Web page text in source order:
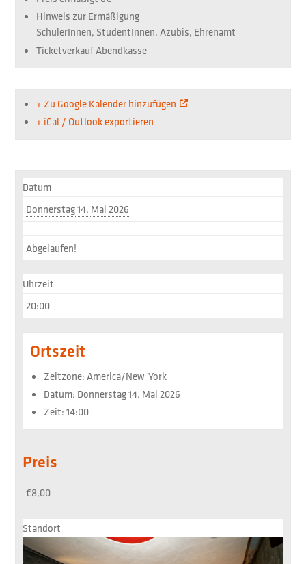
Hinweis zur Ermäßigung
SchülerInnen, StudentInnen, Azubis, Ehrenamt
TicketverkaufAbendkasse
+ Zu Google Kalender hinzufügen
+ iCal / Outlook exportieren
Datum
Donnerstag 14. Mai 2026
Abgelaufen!
Uhrzeit
20:00
Ortszeit
Zeitzone:America/New_York
Datum: Donnerstag 14. Mai 2026
Zeit:14:00
Preis
€8,00
Standort